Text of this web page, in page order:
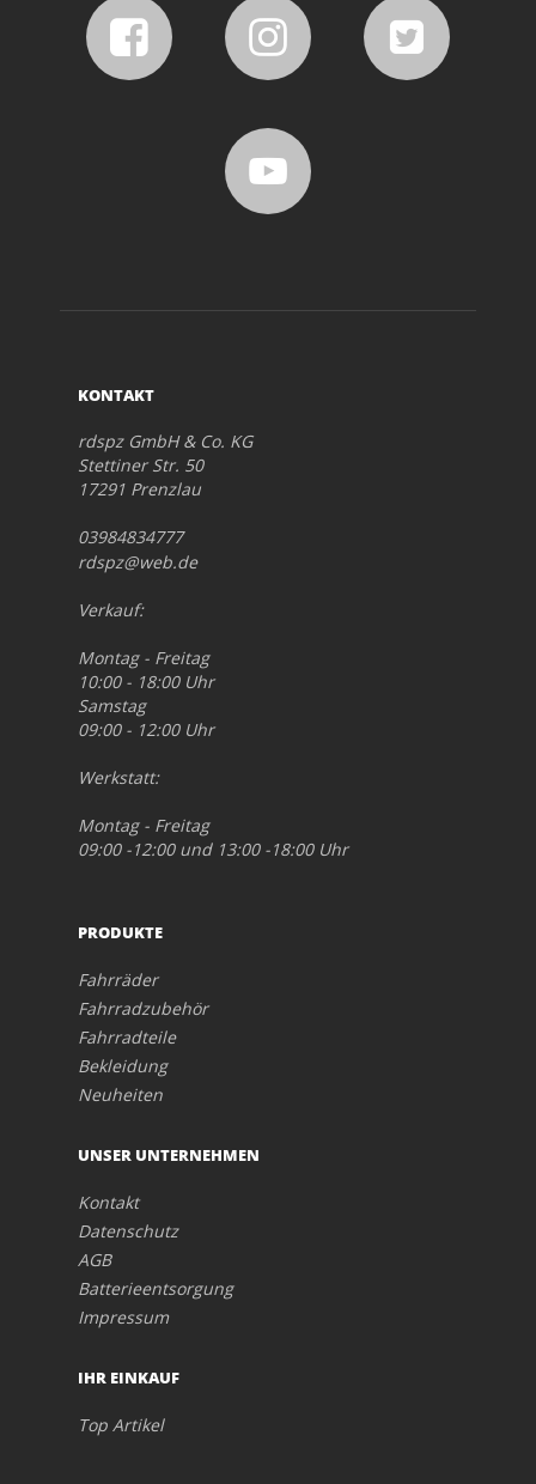
KONTAKT
rdspz GmbH & Co. KG
Stettiner Str. 50
17291 Prenzlau
03984834777
rdspz@web.de
Verkauf:
Montag - Freitag
10:00 - 18:00 Uhr
Samstag
09:00 - 12:00 Uhr
Werkstatt:
Montag - Freitag
09:00 -12:00 und 13:00 -18:00 Uhr
PRODUKTE
Fahrräder
Fahrradzubehör
Fahrradteile
Bekleidung
Neuheiten
UNSER UNTERNEHMEN
Kontakt
Datenschutz
AGB
Batterieentsorgung
Impressum
IHR EINKAUF
Top Artikel